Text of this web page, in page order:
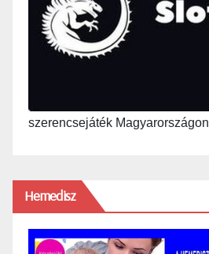
szerencsejáték Magyarországon
Hemedisz